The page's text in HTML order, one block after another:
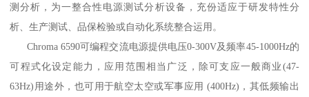
测分析，为一整合性电源测试分析设备，充份适应于研发特性分
析、生产测试、品保检验或自动化系统整合运用。
Chroma 6590可编程交流电源提供电压0-300V及频率45-1000Hz的
可程式化设定能力，应用范围相当广泛，除可支应一般商业(47-
63Hz)用途外，也可用于航空太空或军事应用 (400Hz)，其低频输出